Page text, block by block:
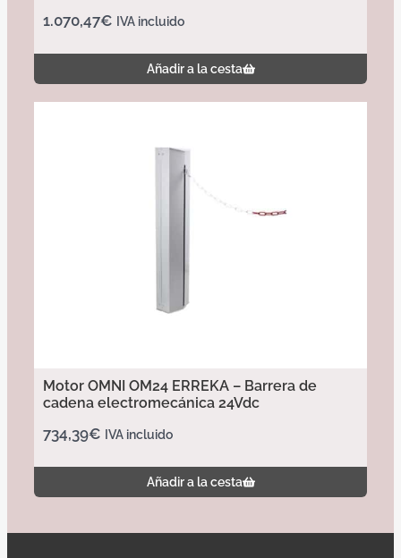
1.070,47€ IVA incluido
Añadir a la cesta
Motor OMNI OM24 ERREKA – Barrera de
cadena electromecánica 24Vdc
734,39€ IVA incluido
Añadir a la cesta